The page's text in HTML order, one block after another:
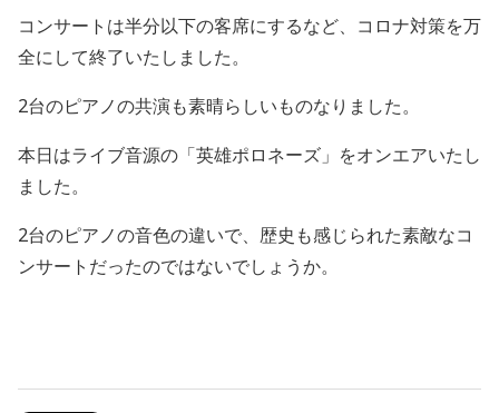
コンサートは半分以下の客席にするなど、コロナ対策を万
全にして終了いたしました。
2台のピアノの共演も素晴らしいものなりました。
本日はライブ音源の「英雄ポロネーズ」をオンエアいたし
ました。
2台のピアノの音色の違いで、歴史も感じられた素敵なコ
ンサートだったのではないでしょうか。